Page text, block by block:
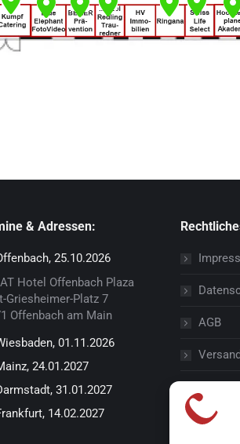
& Adressen:
25.10.2026
Hotel Offenbach Plaza
Griesheimer-Platz 7
Offenbach am Main
01.11.2026
24.01.2027
31.01.2027
14.02.2027
AGB